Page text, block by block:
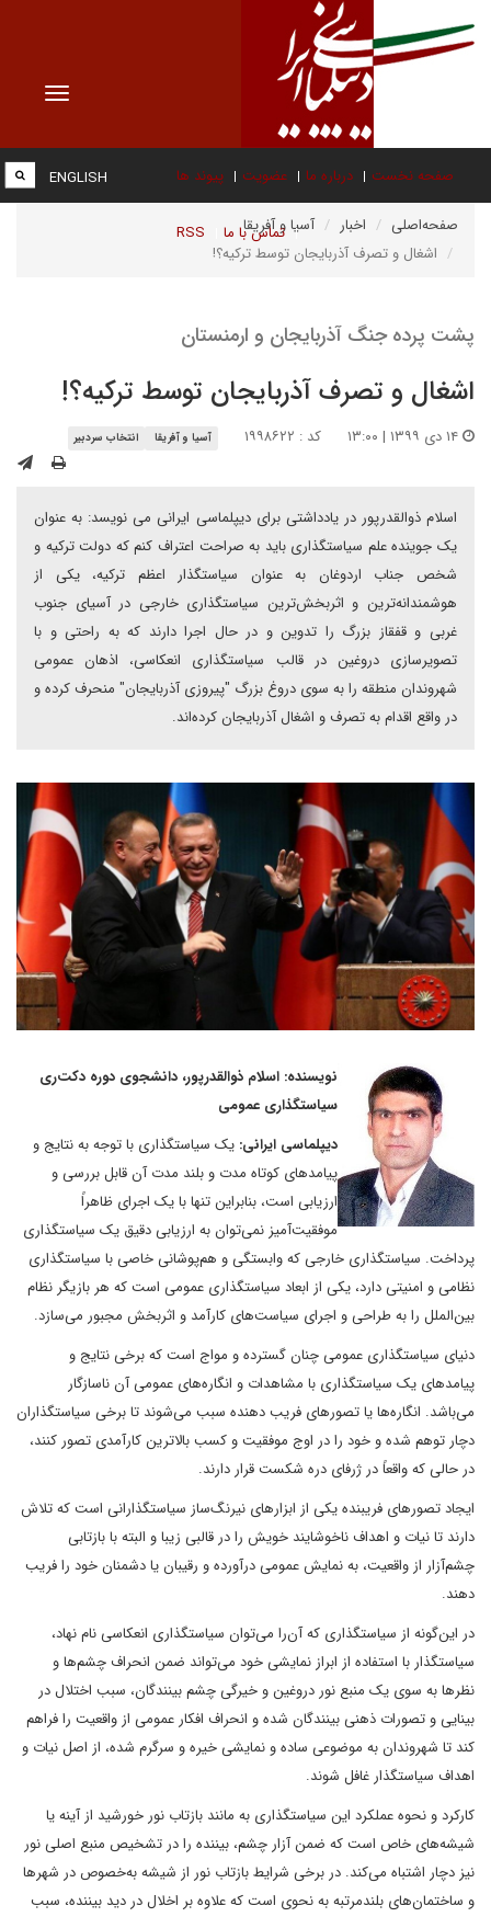
Toggle
صفحه نخست درباره ما عضویت پیوند ها
تماس با ما RSS
ENGLISH
صفحه‌اصلی اخبار
آسیا و آفریقا
اشغال و تصرف آذربایجان توسط ترکیه؟!
پشت پرده جنگ آذربایجان و ارمنستان
اشغال و تصرف آذربایجان توسط ترکیه؟!
کد : ۱۹۹۸۶۲۲ آسیا و آفریقا انتخاب سردبیر
اسلام ذوالقدرپور در یادداشتی برای دیپلماسی ایرانی می نویسد: به عنوان
یک جوینده علم سیاستگذاری باید به صراحت اعتراف کنم که دولت ترکیه و
شخص جناب اردوغان به عنوان سیاستگذار اعظم ترکیه، یکی از
هوشمندانه‌ترین و اثربخش‌ترین سیاستگذاری خارجی در آسیای جنوب
غربی و قفقاز بزرگ را تدوین و در حال اجرا دارند که به راحتی و با
تصویرسازی دروغین در قالب سیاستگذاری انعکاسی، اذهان عمومی
شهروندان منطقه را به سوی دروغ بزرگ "پیروزی آذربایجان" منحرف کرده و
در واقع اقدام به تصرف و اشغال آذربایجان کرده‌اند.
نویسنده: اسلام ذوالقدرپور، دانشجوی دوره دکتری
سیاستگذاری عمومی
دیپلماسی ایرانی: یک سیاستگذاری با توجه به نتایج و
پیامدهای کوتاه مدت و بلند مدت آن قابل بررسی و
ارزیابی است، بنابراین تنها با یک اجرای ظاهراً
موفقیت‌آمیز نمی‌توان به ارزیابی دقیق یک سیاستگذاری
پرداخت. سیاستگذاری خارجی که وابستگی و هم‌پوشانی خاصی با سیاستگذاری
نظامی و امنیتی دارد، یکی از ابعاد سیاستگذاری عمومی است که هر بازیگر نظام
بین‌الملل را به طراحی و اجرای سیاست‌های کارآمد و اثربخش مجبور می‌سازد.
دنیای سیاستگذاری عمومی چنان گسترده و مواج است که برخی نتایج و
پیامدهای یک سیاستگذاری با مشاهدات و انگاره‌های عمومی آن ناسازگار
می‌باشد. انگاره‌ها یا تصورهای فریب دهنده سبب می‌شوند تا برخی سیاستگذاران
دچار توهم شده و خود را در اوج موفقیت و کسب بالاترین کارآمدی تصور کنند،
در حالی که واقعاً در ژرفای دره شکست قرار دارند.
ایجاد تصورهای فریبنده یکی از ابزارهای نیرنگ‌ساز سیاستگذارانی است که تلاش
دارند تا نیات و اهداف ناخوشایند خویش را در قالبی زیبا و البته با بازتابی
چشم‌آزار از واقعیت، به نمایش عمومی درآورده و رقیبان یا دشمنان خود را فریب
دهند.
در این‌گونه از سیاستگذاری که آن‌را می‌توان سیاستگذاری انعکاسی نام نهاد،
سیاستگذار با استفاده از ابراز نمایشی خود می‌تواند ضمن انحراف چشم‌ها و
نظرها به سوی یک منبع نور دروغین و خیرگی چشم بینندگان، سبب اختلال در
بینایی و تصورات ذهنی بینندگان شده و انحراف افکار عمومی از واقعیت را فراهم
کند تا شهروندان به موضوعی ساده و نمایشی خیره و سرگرم شده، از اصل نیات و
اهداف سیاستگذار غافل شوند.
کارکرد و نحوه عملکرد این سیاستگذاری به مانند بازتاب نور خورشید از آینه یا
شیشه‌های خاص است که ضمن آزار چشم، بیننده را در تشخیص منبع اصلی نور
نیز دچار اشتباه می‌کند. در برخی شرایط بازتاب نور از شیشه به‌خصوص در شهرها
و ساختمان‌های بلندمرتبه به نحوی است که علاوه بر اخلال در دید بیننده، سبب